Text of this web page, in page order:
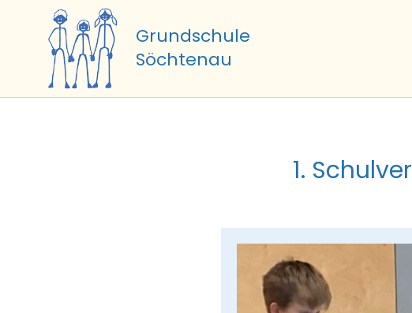
springen
Grundschule
Söchtenau
1.